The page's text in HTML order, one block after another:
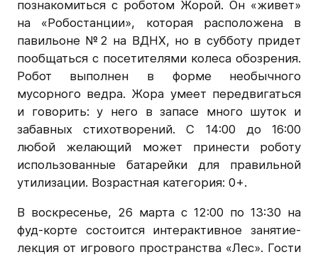
познакомиться с роботом Жорой. Он «живет»
на «Робостанции», которая расположена в
павильоне №2 на ВДНХ, но в субботу придет
пообщаться с посетителями колеса обозрения.
Робот выполнен в форме необычного
мусорного ведра. Жора умеет передвигаться
и говорить: у него в запасе много шуток и
забавных стихотворений. С 14:00 до 16:00
любой желающий может принести роботу
использованные батарейки для правильной
утилизации. Возрастная категория: 0+.
В воскресенье, 26 марта с 12:00 по 13:30 на
фуд-корте состоится интерактивное занятие-
лекция от игрового пространства «Лес». Гости